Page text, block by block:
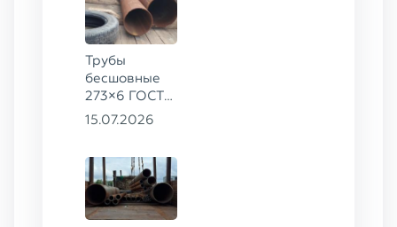
Трубы
бесшовные
273×6 ГОСТ
8732-78
15.07.2026